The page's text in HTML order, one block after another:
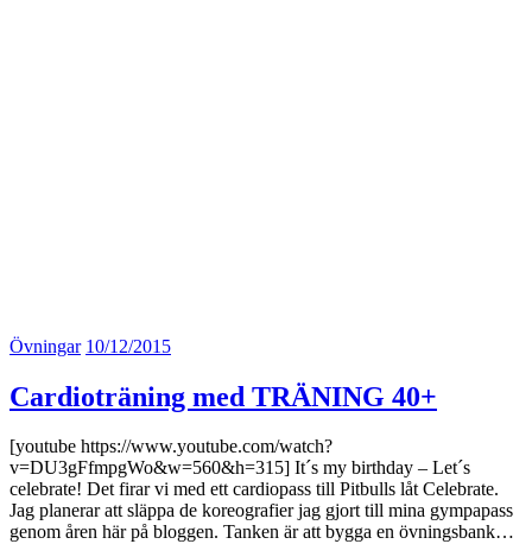
Övningar 10/12/2015
Cardioträning med TRÄNING 40+
[youtube https://www.youtube.com/watch?
v=DU3gFfmpgWo&w=560&h=315] It´s my birthday – Let´s
celebrate! Det firar vi med ett cardiopass till Pitbulls låt Celebrate.
Jag planerar att släppa de koreografier jag gjort till mina gympapass
genom åren här på bloggen. Tanken är att bygga en övningsbank…